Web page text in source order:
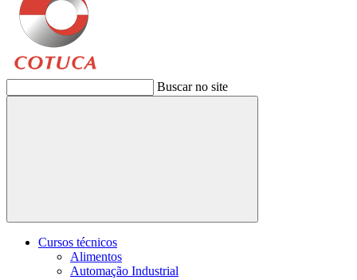
Buscar no site
Buscar
Cursos técnicos
Alimentos
Automação Industrial